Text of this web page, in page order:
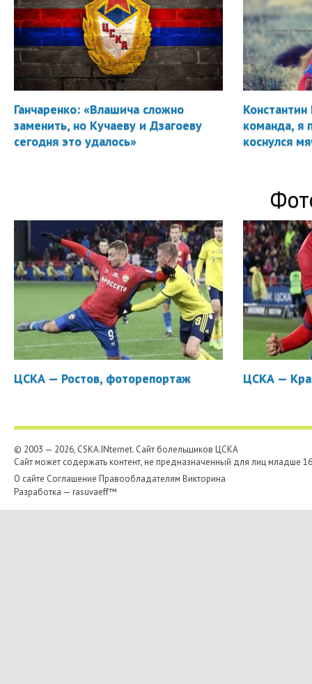
Ганчаренко: «Влашича сложно
заменить, но Кучаеву и Дзагоеву
сегодня это удалось»
Константин
команда, я
коснулся
ЦСКА — Ростов, фоторепортаж ЦСКА —
© 2003 — 2026, CSKA.INternet. Cайт болельщиков ЦСКА
Сайт может содержать контент, не предназначенный для лиц младше
О сайте Соглашение Правообладателям Викторина
Разработка — rasuvaeff™